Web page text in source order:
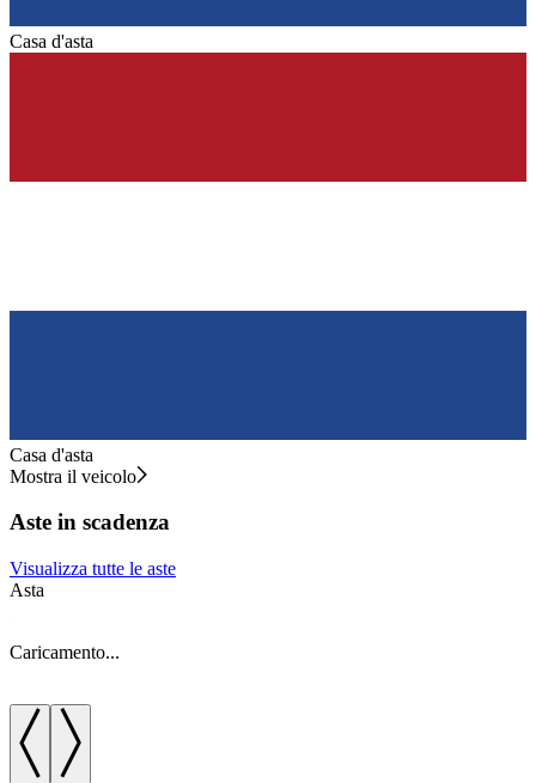
Casa d'asta
Casa d'asta
Mostra il veicolo
Aste in scadenza
Visualizza tutte le aste
Asta
Caricamento...